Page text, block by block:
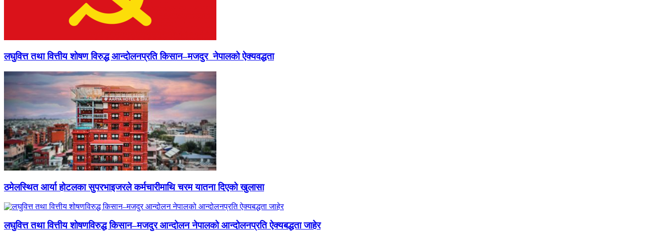
लघुवित्त तथा वित्तीय शोषण विरुद्ध आन्दोलनप्रति किसान–मजदुर नेपालको ऐक्यवद्धता
ठमेलस्थित आर्या होटलका सुपरभाइजरले कर्मचारीमाथि चरम यातना दिएको खुलासा
लघुवित्त तथा वित्तीय शोषणविरुद्ध किसान–मजदुर आन्दोलन नेपालको आन्दोलनप्रति ऐक्यबद्धता जाहेर